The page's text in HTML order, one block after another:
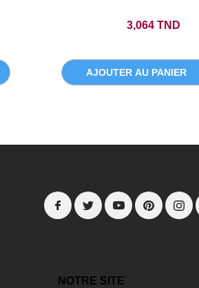
3,064 TND
AJOUTER AU PANIER
NOTRE SITE